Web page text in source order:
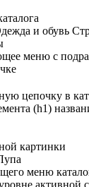
и обувь
меню с
цепочку в
(h1)
картинки
меню
активной